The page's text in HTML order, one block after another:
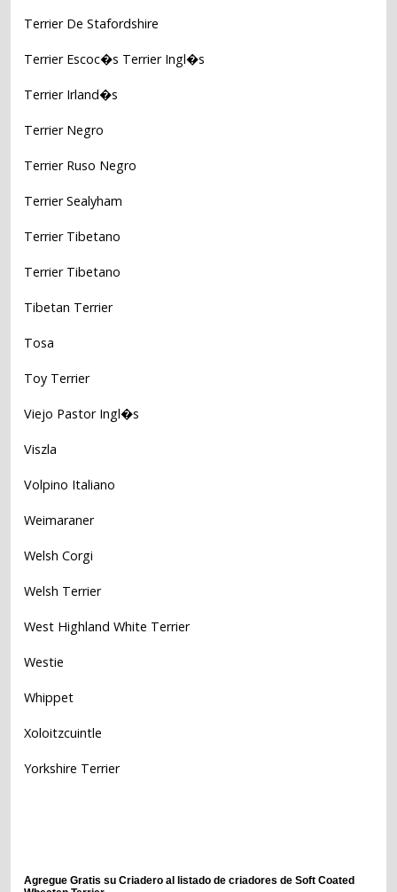
Terrier De Stafordshire
Terrier Escoc�s Terrier Ingl�s
Terrier Irland�s
Terrier Negro
Terrier Ruso Negro
Terrier Sealyham
Terrier Tibetano
Terrier Tibetano
Tibetan Terrier
Tosa
Toy Terrier
Viejo Pastor Ingl�s
Viszla
Volpino Italiano
Weimaraner
Welsh Corgi
Welsh Terrier
West Highland White Terrier
Westie
Whippet
Xoloitzcuintle
Yorkshire Terrier
Agregue Gratis su Criadero al listado de criadores de Soft Coated